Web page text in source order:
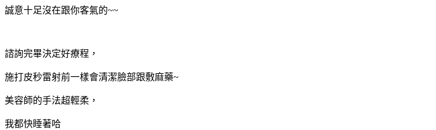
誠意十足沒在跟你客氣的~~
諮詢完畢決定好療程，
施打皮秒雷射前一樣會清潔臉部跟敷麻藥~
美容師的手法超輕柔，
我都快睡著哈